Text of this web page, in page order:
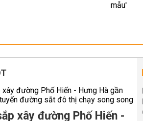
xây đường Phố Hiến -